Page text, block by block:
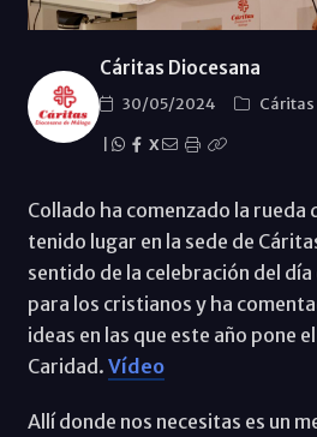
Cáritas Diocesana
30/05/2024
Cáritas
X
Collado ha comenzado la rueda
tenido lugar en la sede de
sentido de la celebración del
para los cristianos y ha
ideas en las que este año pone
Caridad. Vídeo
Allí donde nos necesitas es un